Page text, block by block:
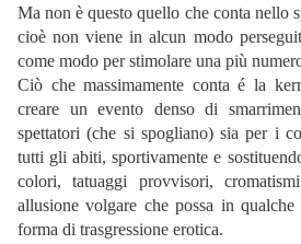
Ma non è questo quello che conta nello
cioè non viene in alcun modo
come modo per stimolare una più
Ciò che massimamente conta é la
creare un evento denso di
spettatori (che si spogliano) sia per i
tutti gli abiti, sportivamente e
colori, tatuaggi provvisori,
allusione volgare che possa in
forma di trasgressione erotica.